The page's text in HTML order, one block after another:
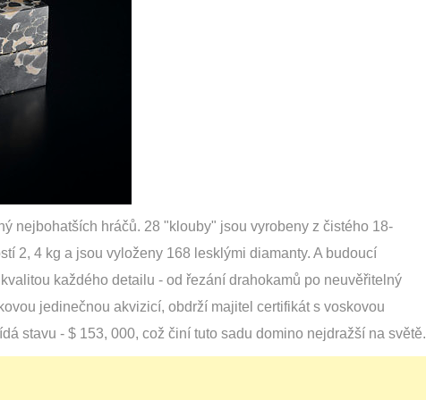
nejbohatších hráčů. 28 "klouby" jsou vyrobeny z čistého 18-
2, 4 kg a jsou vyloženy 168 lesklými diamanty. A budoucí
každého detailu - od řezání drahokamů po neuvěřitelný
jedinečnou akvizicí, obdrží majitel certifikát s voskovou
stavu - $ 153, 000, což činí tuto sadu domino nejdražší na světě.